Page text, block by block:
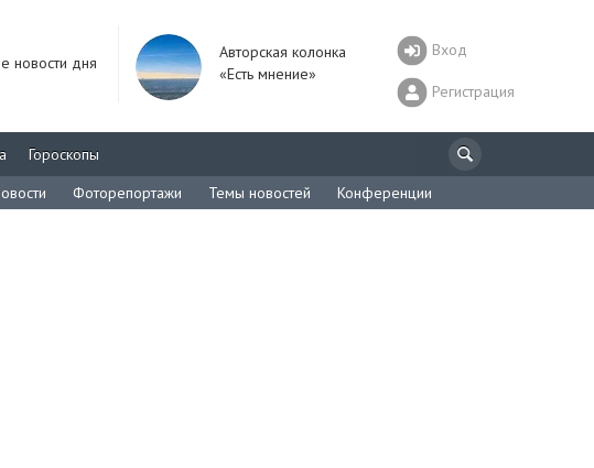
новости дня
Авторская колонка
«Есть мнение»
Вход
Регистрация
Гороскопы
Фоторепортажи Темы новостей Конференции